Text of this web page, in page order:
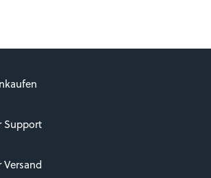
Support
Versand